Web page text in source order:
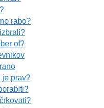
rabo?
of?
je prav?